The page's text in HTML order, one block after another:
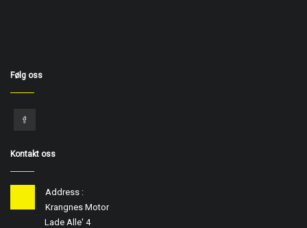
Følg oss
Kontakt oss
Address :
Krangnes Motor
Lade Alle' 4